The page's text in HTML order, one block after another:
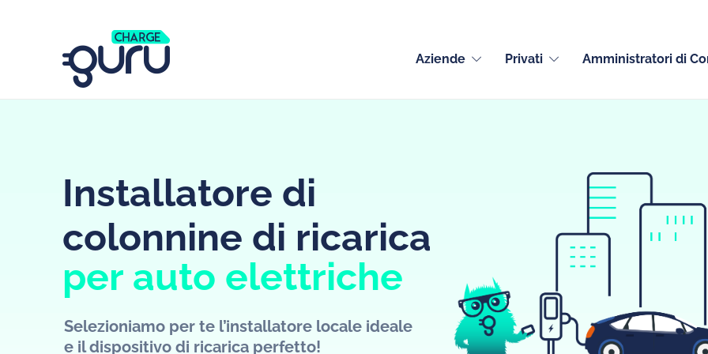
Aziende Privati Amministratori di
Installatore di
colonnine di ricarica
per auto elettriche
Selezioniamo per te l’installatore locale ideale
e il dispositivo di ricarica perfetto!